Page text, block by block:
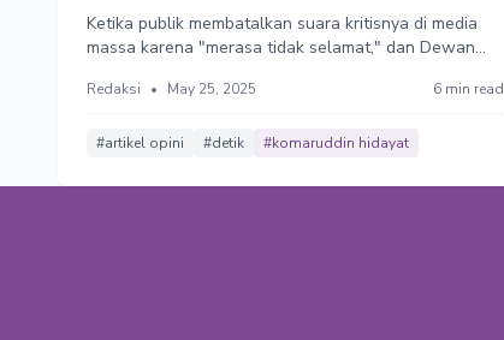
Ketika publik membatalkan suara kritisnya di media
massa karena "merasa tidak selamat," dan Dewan
berarti ada yang salah dengan iklim kebebasan pers
Redaksi • May 25, 2025 6 min read
#artikel opini #detik #komaruddin hidayat